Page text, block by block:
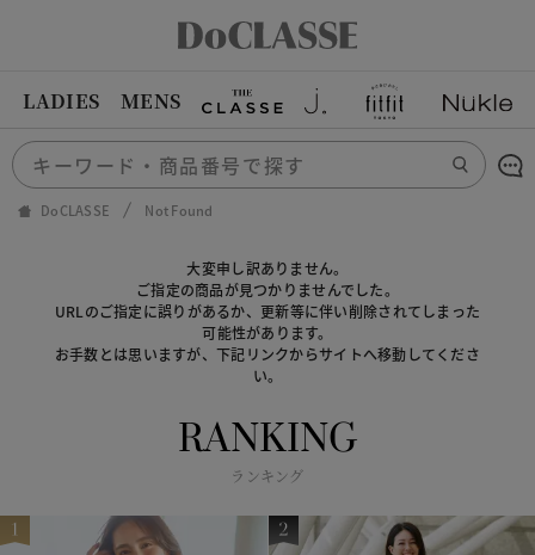
LADIES MENS
DoCLASSE Not Found
大変申し訳ありません。
ご指定の商品が見つかりませんでした。
URLのご指定に誤りがあるか、更新等に伴い削除されてしまった
可能性があります。
お手数とは思いますが、下記リンクからサイトへ移動してくださ
い。
RANKING
ランキング